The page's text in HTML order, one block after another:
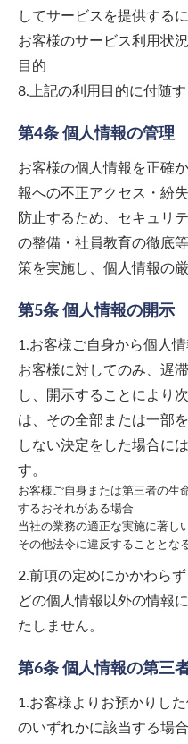
してサービスを提供する
お客様のサービス利用状
目的
8.上記の利用目的に付随
第4条 個人情報の管理
お客様の個人情報を正確
報への不正アクセス・紛
防止するため、セキュリ
の整備・社員教育の徹底
策を実施し、個人情報の
第5条 個人情報の開示
1.お客様ご自身から個人
お客様に対してのみ、遅
し、開示することにより
は、その全部または一部
しない決定をした場合に
す。
お客様ご自身または第三者の生
するおそれがある場合
当社の業務の適正な実施に著し
その他法令に違反することとな
2.前項の定めにかかわら
どの個人情報以外の情報
たしません。
第6条 個人情報の第三
1.お客様よりお預かりし
のいずれかに該当する場